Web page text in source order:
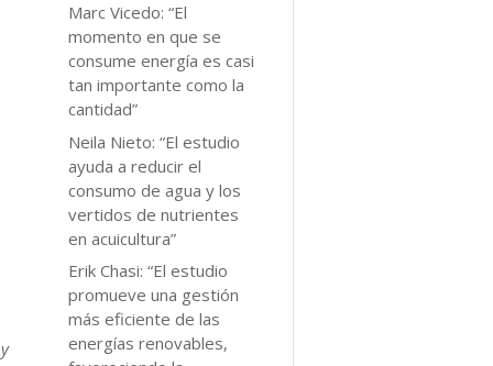
Marc Vicedo: “El
momento en que se
consume energía es casi
tan importante como la
cantidad”
Neila Nieto: “El estudio
ayuda a reducir el
consumo de agua y los
vertidos de nutrientes
en acuicultura”
Erik Chasi: “El estudio
promueve una gestión
más eficiente de las
energías renovables,